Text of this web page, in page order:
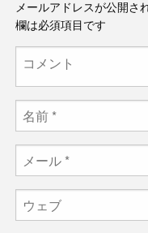
メールアドレスが公開さ
欄は必須項目です